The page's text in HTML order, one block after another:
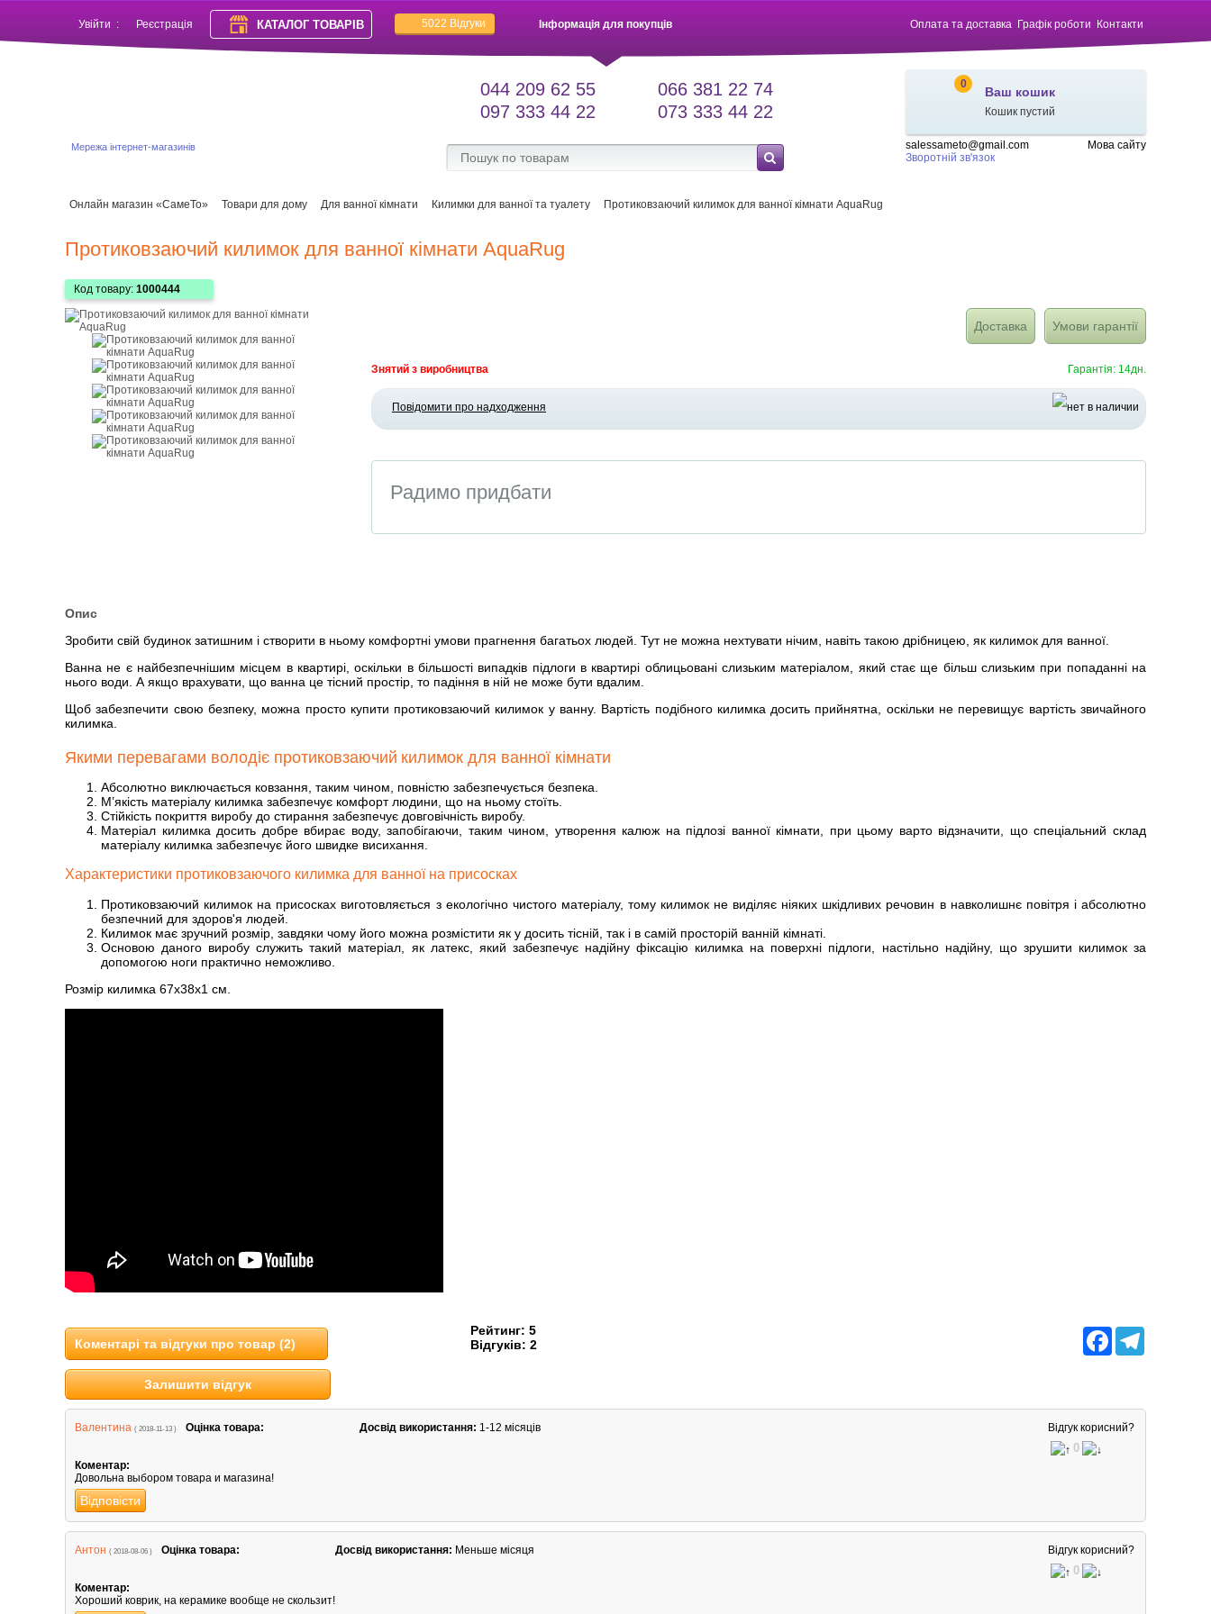
Увійти : Реєстрація КАТАЛОГ ТОВАРІВ 5022 Відгуки Оплата та доставка Графік роботи Контакти
Інформація для покупців
Мережа інтернет-магазинів
0
Ваш кошик
Кошик пустий
salessameto@gmail.com
Зворотній зв'язок
Мова сайту
044 209 62 55
097 333 44 22
066 381 22 74
073 333 44 22
Онлайн магазин «СамеТо» Товари для дому Для ванної кімнати Килимки для ванної та туалету Протиковзаючий килимок для ванної кімнати AquaRug
Протиковзаючий килимок для ванної кімнати AquaRug
Код товару: 1000444
Доставка Умови гарантії
Знятий з виробництва Гарантія: 14дн.
Повідомити про надходження
Радимо придбати
Опис
Зробити свій будинок затишним і створити в ньому комфортні умови прагнення багатьох людей. Тут не можна нехтувати нічим, навіть такою дрібницею, як килимок для ванної.
Ванна не є найбезпечнішим місцем в квартирі, оскільки в більшості випадків підлоги в квартирі облицьовані слизьким матеріалом, який стає ще більш слизьким при попаданні на
нього води. А якщо врахувати, що ванна це тісний простір, то падіння в ній не може бути вдалим.
Щоб забезпечити свою безпеку, можна просто купити протиковзаючий килимок у ванну. Вартість подібного килимка досить прийнятна, оскільки не перевищує вартість звичайного
килимка.
Якими перевагами володіє протиковзаючий килимок для ванної кімнати
Абсолютно виключається ковзання, таким чином, повністю забезпечується безпека.
М’якість матеріалу килимка забезпечує комфорт людини, що на ньому стоїть.
Стійкість покриття виробу до стирання забезпечує довговічність виробу.
Матеріал килимка досить добре вбирає воду, запобігаючи, таким чином, утворення калюж на підлозі ванної кімнати, при цьому варто відзначити, що спеціальний склад
матеріалу килимка забезпечує його швидке висихання.
Характеристики протиковзаючого килимка для ванної на присосках
Протиковзаючий килимок на присосках виготовляється з екологічно чистого матеріалу, тому килимок не виділяє ніяких шкідливих речовин в навколишнє повітря і абсолютно
безпечний для здоров'я людей.
Килимок має зручний розмір, завдяки чому його можна розмістити як у досить тісній, так і в самій просторій ванній кімнаті.
Основою даного виробу служить такий матеріал, як латекс, який забезпечує надійну фіксацію килимка на поверхні підлоги, настільно надійну, що зрушити килимок за
допомогою ноги практично неможливо.
Розмір килимка 67x38x1 см.
Facebook
Коментарі та відгуки про товар (2)
Рейтинг: 5
Відгуків: 2
Залишити відгук
Валентина ( 2018-11-13 ) Оцінка товара: Досвід використання: 1-12 місяців Відгук корисний?
0
Коментар:
Довольна выбором товара и магазина!
Відповісти
Антон ( 2018-08-06 ) Оцінка товара: Досвід використання: Меньше місяця Відгук корисний?
0
Коментар:
Хороший коврик, на керамике вообще не скользит!